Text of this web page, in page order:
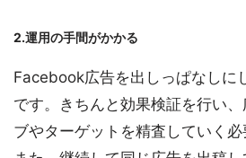
2.運用の手間がかかる
Facebook広告を出しっぱなしに
です。きちんと効果検証を行い
ブやターゲットを精査していく必